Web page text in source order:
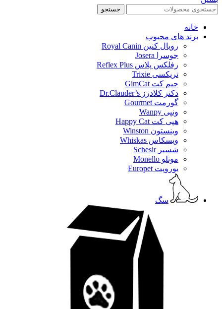
جستجو
خانه
برند های محبوب
رویال کنین Royal Canin
جوسرا Josera
رفلکس پلاس Reflex Plus
تریکسی Trixie
جیم کت GimCat
دکتر کلادرز Dr.Clauder’s
گورمت Gourmet
ونپی Wanpy
هپی کت Happy Cat
وینستون Winston
ویسکاس Whiskas
شسیر Schesir
مونلو Monello
یوروپت Europet
سگ